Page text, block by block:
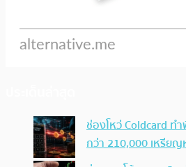
ช่องโหว่ Coldcard
กว่า 210,000 เหรียญ